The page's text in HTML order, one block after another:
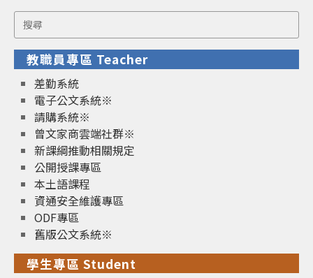
Search
for:
教職員專區 Teacher
差勤系統
電子公文系統※
請購系統※
曾文家商雲端社群※
新課綱推動相關規定
公開授課專區
本土語課程
資通安全維護專區
ODF專區
舊版公文系統※
學生專區 Student